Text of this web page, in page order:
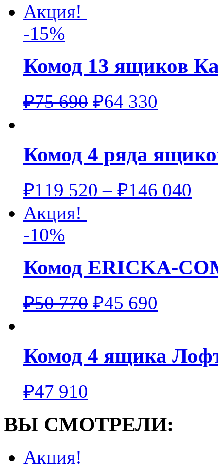
Акция!
-15%
Комод 13 ящиков
₽75 690 ₽64 330
Комод 4 ряда
₽119 520 – ₽146 040
Акция!
-10%
Комод ERICKA-
₽50 770 ₽45 690
Комод 4 ящика
₽47 910
ВЫ СМОТРЕЛИ:
Акция!